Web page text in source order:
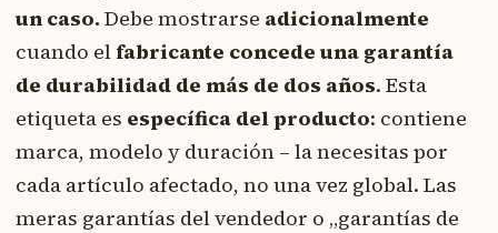
un caso. Debe mostrarse adicionalmente
cuando elfabricante concede una garantía
de durabilidad de más de dos años. Esta
etiqueta es específica del producto: contiene
marca, modelo y duración – la necesitas por
cada artículo afectado, no una vez global. Las
meras garantías del vendedor o „garantías de